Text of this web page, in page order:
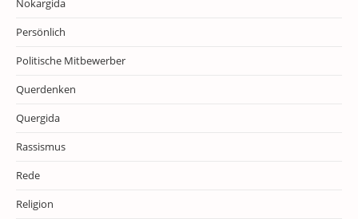
Persönlich
Politische Mitbewerber
Querdenken
Quergida
Rassismus
Rede
Religion